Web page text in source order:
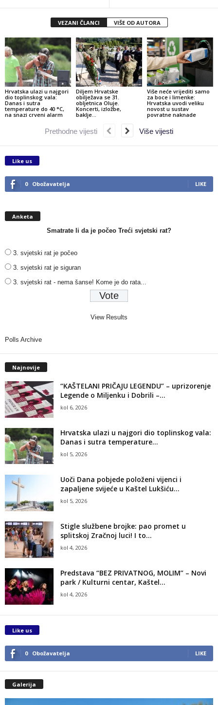
VEZANI ČLANCI VIŠE OD AUTORA
Hrvatska ulazi u najgori
dio toplinskog vala:
Danas i sutra
temperature do 40 °C,
na snazi crveni alarm
Diljem Hrvatske
obilježava se 31.
obljetnica Oluje.
Koncerti, izložbe,
baklje…
Više neće vrijediti samo
za boce i limenke:
Hrvatska uvodi veliku
novost u sustav
povratne naknade
Prethodne vijesti Više vijesti
Like us
0 Obožavatelja LIKE
Anketa
Smatrate li da je počeo Treći svjetski rat?
3. svjetski rat je počeo
3. svjetski rat je siguran
3. svjetski rat - nema šanse! Kome je do rata...
View Results
Polls Archive
Najnovije
“KAŠTELANI PRIČAJU LEGENDU” – uprizorenje
Legende o Miljenku i Dobrili –...
kol 6, 2026
Hrvatska ulazi u najgori dio toplinskog vala:
Danas i sutra temperature...
kol 5, 2026
Uoči Dana pobjede položeni vijenci i
zapaljene svijeće u Kaštel Lukšiću...
kol 5, 2026
Stigle službene brojke: pao promet u
splitskoj Zračnoj luci! I to...
kol 4, 2026
Predstava “BEZ PRIVATNOG, MOLIM” – Novi
park / Kulturni centar, Kaštel...
kol 4, 2026
Like us
0 Obožavatelja LIKE
Galerija